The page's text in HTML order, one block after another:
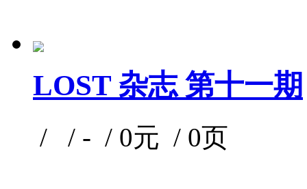
LOST 杂志 第十一期
/ / - / 0元 / 0页